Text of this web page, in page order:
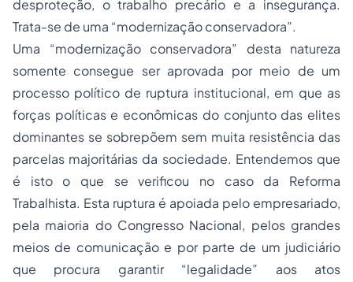
desproteção, o trabalho precário e a insegurança.
Trata-se de uma “modernização conservadora”.
Uma “modernização conservadora” desta natureza
somente consegue ser aprovada por meio de um
processo político de ruptura institucional, em que as
forças políticas e econômicas do conjunto das elites
dominantes se sobrepõem sem muita resistência das
parcelas majoritárias da sociedade. Entendemos que
é isto o que se verificou no caso da Reforma
Trabalhista. Esta ruptura é apoiada pelo empresariado,
pela maioria do Congresso Nacional, pelos grandes
meios de comunicação e por parte de um judiciário
que procura garantir “legalidade” aos atos